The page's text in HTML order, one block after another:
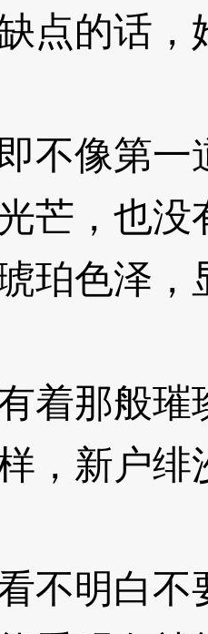
的话，
像第一
芒，也
珀色泽，
那般璀
，新户
明白不